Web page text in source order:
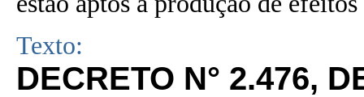
Texto:
DECRETO N° 2.476,